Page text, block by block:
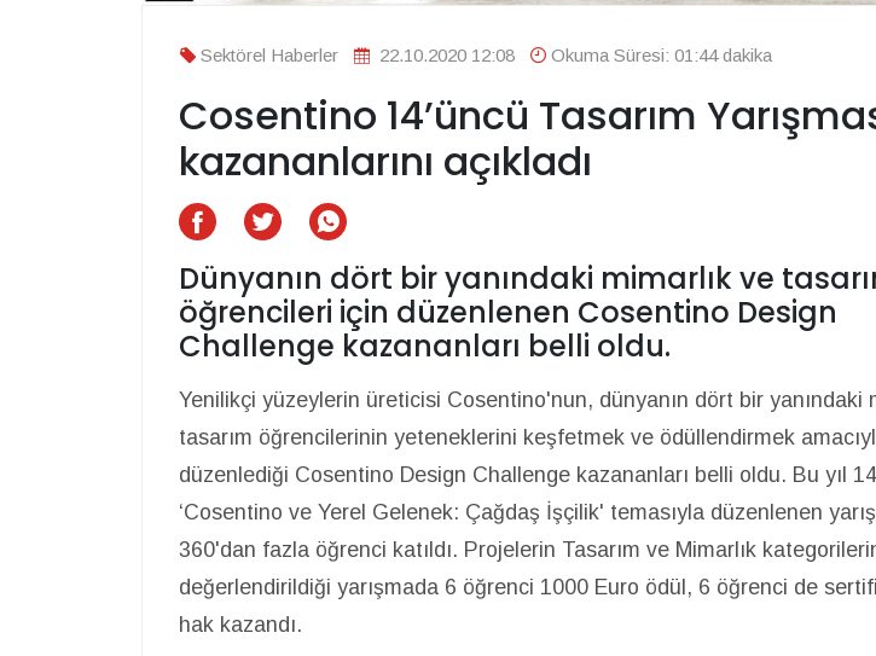
Sektörel Haberler 22.10.2020 12:08 Okuma Süresi: 01:44 dakika
Cosentino 14’üncü Tasarım
kazananlarını açıkladı
Dünyanın dört bir yanındaki mimarlık ve
öğrencileri için düzenlenen Cosentino Design
Challenge kazananları belli oldu.
Yenilikçi yüzeylerin üreticisi Cosentino'nun, dünyanın dört bir yanındaki
tasarım öğrencilerinin yeteneklerini keşfetmek ve ödüllendirmek
düzenlediği Cosentino Design Challenge kazananları belli oldu. Bu yıl
‘Cosentino ve Yerel Gelenek: Çağdaş İşçilik' temasıyla düzenlenen
360'dan fazla öğrenci katıldı. Projelerin Tasarım ve Mimarlık
değerlendirildiği yarışmada 6 öğrenci 1000 Euro ödül, 6 öğrenci de
hak kazandı.